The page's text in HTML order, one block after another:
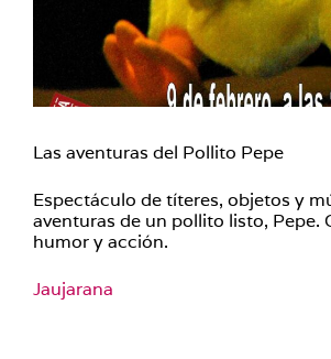
Las aventuras del Pollito Pepe
Espectáculo de títeres, objetos y
aventuras de un pollito listo, Pepe.
humor y acción.
Jaujarana